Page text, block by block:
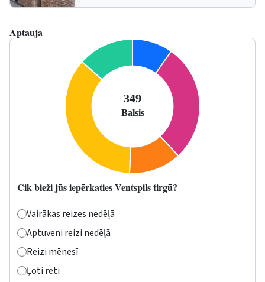
Aptauja
Cik bieži jūs iepērkaties Ventspils tirgū?
Vairākas reizes nedēļā
Aptuveni reizi nedēļā
Reizi mēnesī
Ļoti reti